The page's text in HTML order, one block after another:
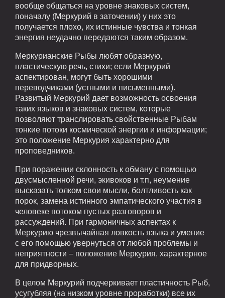
вообще общаться на уровне знаковых систем,
поначалу (Меркурий в заточении) у них это
получается плохо, их истинные чувства и тонкая
энергия неудачно передаются таким образом.
Меркурианские Рыбы любят образную,
пластическую речь, стихи; если Меркурий
аспектирован, могут быть хорошими
переводчиками (устными и письменными).
Развитый Меркурий дает возможность освоения
таких языков и знаковых систем, которые
позволяют транслировать свойственные Рыбам
тонкие потоки космической энергии и информации;
это положение Меркурия характерно для
проповедников.
При поражении склонность к обману с помощью
двусмысленной речи, экивоков и т.п, неумение
высказать толком свои мысли, болтливость как
порок, замена истинного эмпатического участия в
человеке потоком пустых разговоров и
рассуждений. При гармоничных аспектах к
Меркурию чрезвычайная ловкость языка и умение
с его помощью увернуться от любой проблемы и
неприятности – положение Меркурия, характерное
для придворных.
В целом Меркурий подчеркивает пластичность Рыб,
усугубляя (на низком уровне проработки) все их